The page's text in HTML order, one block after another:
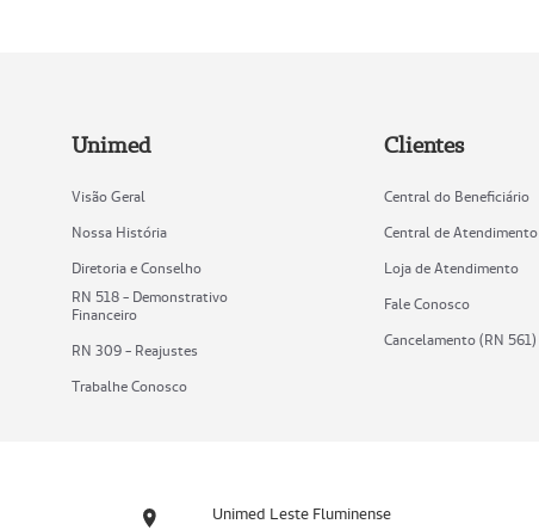
Unimed
Visão Geral
Nossa História
Diretoria e Conselho
RN 518 - Demonstrativo
Financeiro
RN 309 - Reajustes
Trabalhe Conosco
Clientes
Central do Beneficiário
Central de Atendimento
Loja de Atendimento
Fale Conosco
Cancelamento (RN 561)
Unimed Leste Fluminense